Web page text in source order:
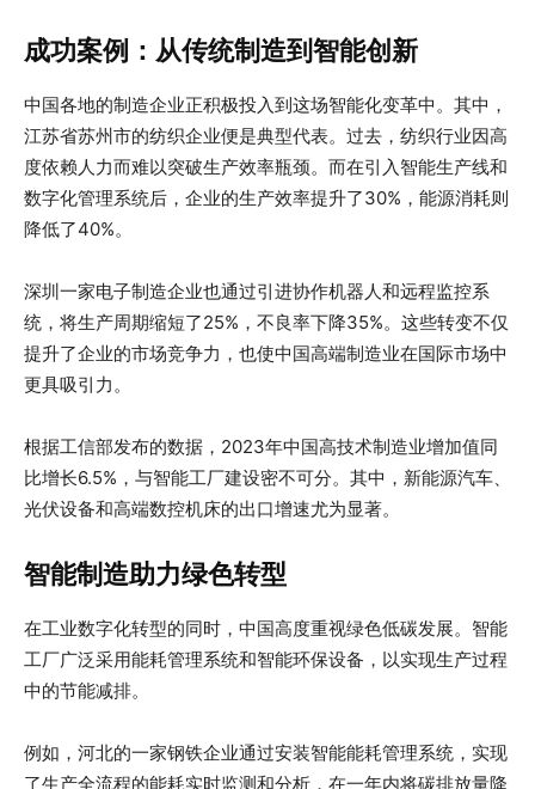
成功案例：从传统制造到智能创新
中国各地的制造企业正积极投入到这场智能化变革中。其中，
江苏省苏州市的纺织企业便是典型代表。过去，纺织行业因高
度依赖人力而难以突破生产效率瓶颈。而在引入智能生产线和
数字化管理系统后，企业的生产效率提升了30%，能源消耗则
降低了40%。
深圳一家电子制造企业也通过引进协作机器人和远程监控系
统，将生产周期缩短了25%，不良率下降35%。这些转变不仅
提升了企业的市场竞争力，也使中国高端制造业在国际市场中
更具吸引力。
根据工信部发布的数据，2023年中国高技术制造业增加值同
比增长6.5%，与智能工厂建设密不可分。其中，新能源汽车、
光伏设备和高端数控机床的出口增速尤为显著。
智能制造助力绿色转型
在工业数字化转型的同时，中国高度重视绿色低碳发展。智能
工厂广泛采用能耗管理系统和智能环保设备，以实现生产过程
中的节能减排。
例如，河北的一家钢铁企业通过安装智能能耗管理系统，实现
了生产全流程的能耗实时监测和分析，在一年内将碳排放量降